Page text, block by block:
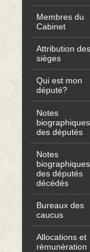
Membres du
Cabinet
Attribution des
sièges
Qui est mon
député?
Notes
biographiques
des députés
Notes
biographiques
des députés
décédés
Bureaux des
caucus
Allocations et
rémunération